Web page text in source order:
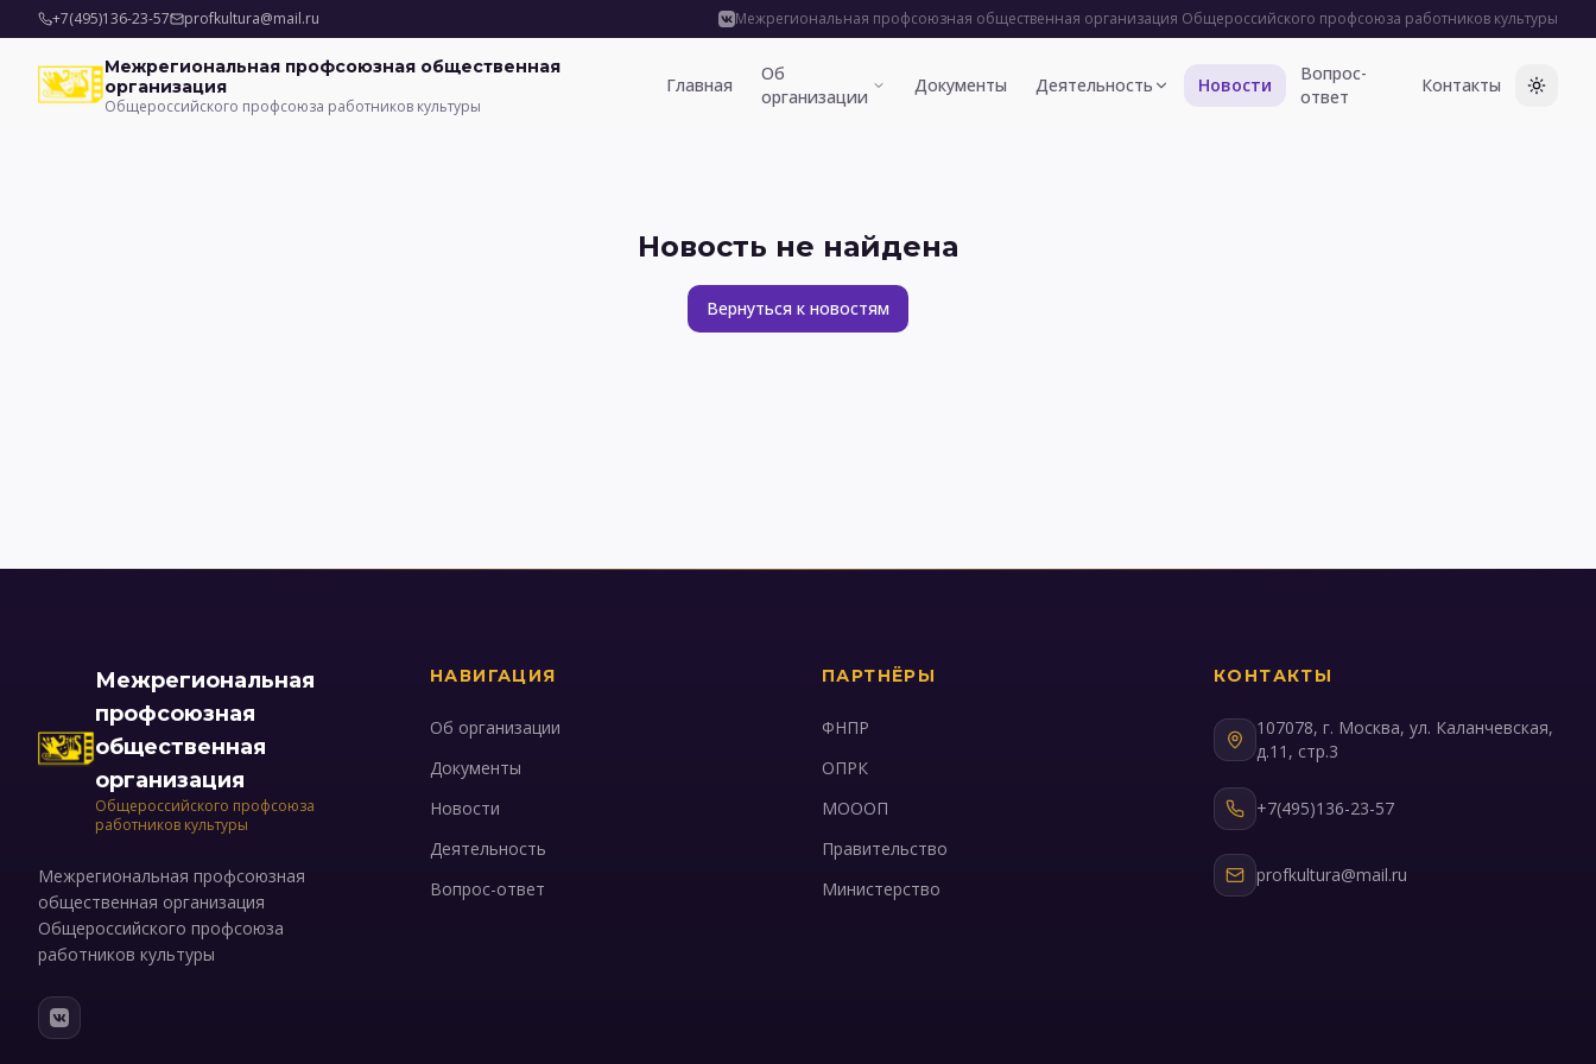
+7(495)136-23-57 profkultura@mail.ru Межрегиональная профсоюзная общественная организация Общероссийского профсоюза работников культуры
Межрегиональная профсоюзная общественная
организация
Общероссийского профсоюза работников культуры
Главная
Об
организации
Документы Деятельность Новости
Вопрос-
ответ
Контакты
Новость не найдена
Вернуться к новостям
Межрегиональная
профсоюзная
общественная
организация
Общероссийского профсоюза
работников культуры
Межрегиональная профсоюзная
общественная организация
Общероссийского профсоюза
работников культуры
НАВИГАЦИЯ
Об организации
Документы
Новости
Деятельность
Вопрос-ответ
ПАРТНЁРЫ
ФНПР
ОПРК
МОООП
Правительство
Министерство
КОНТАКТЫ
107078, г. Москва, ул. Каланчевская,
д.11, стр.3
+7(495)136-23-57
profkultura@mail.ru